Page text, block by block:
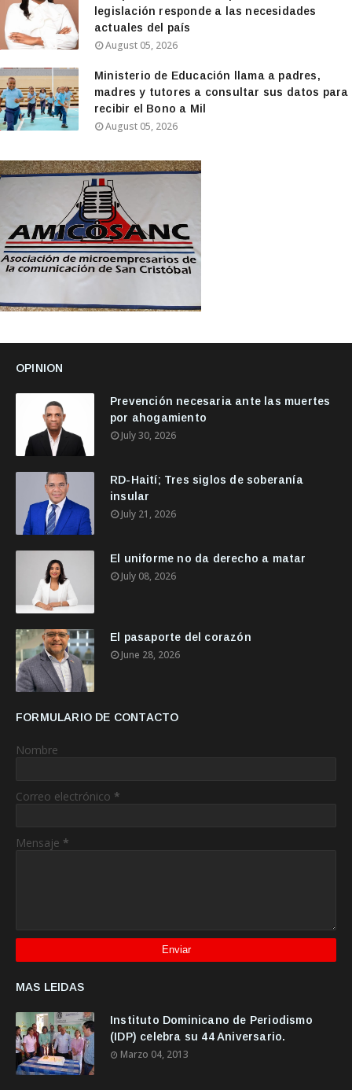
legislación responde a las necesidades
actuales del país
August 05, 2026
Ministerio de Educación llama a padres,
madres y tutores a consultar sus datos para
recibir el Bono a Mil
August 05, 2026
OPINION
Prevención necesaria ante las muertes
por ahogamiento
July 30, 2026
RD-Haití; Tres siglos de soberanía
insular
July 21, 2026
El uniforme no da derecho a matar
July 08, 2026
El pasaporte del corazón
June 28, 2026
FORMULARIO DE CONTACTO
Nombre
Correo electrónico *
Mensaje *
MAS LEIDAS
Instituto Dominicano de Periodismo
(IDP) celebra su 44 Aniversario.
Marzo 04, 2013